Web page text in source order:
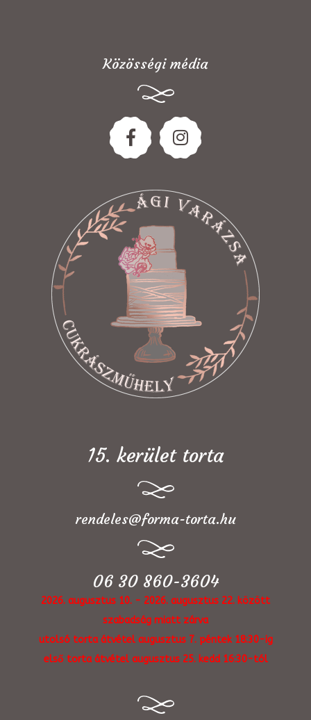
Közösségi média
15. kerület torta
rendeles@forma-torta.hu
06 30 860-3604
2026. augusztus 10. - 2026. augusztus 22. között
szabadság miatt zárva
utolsó torta átvétel augusztus 7. péntek 18:30-ig
első torta átvétel augusztus 25. kedd 16:30-tól